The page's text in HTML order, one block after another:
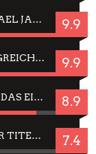
WEGEN DES ERFOLGES – MJ: MICHAEL JACKSON MUSICAL IN EINER MATINEE SEHEN 9.9
JELLYFISH HAMBURG: DAS ERFOLGREICHE SOMMER-MENÜ 2025 IN GEFÜHLEN UND BILDERN 9.9
CÉSAR FÜR JIM CARREY? WARUM DAS EINER DER NERVIGSTEN ACTORS IST UND BLEIBT 8.9
JING JING: IN-THAI RÄUMT WIEDER TITEL AB – EIN ZWEI-STUNDEN-ERLEBNISBERICHT 7.4